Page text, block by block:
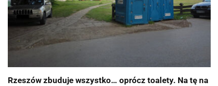
Rzeszów zbuduje wszystko… oprócz toalety. Na tę na